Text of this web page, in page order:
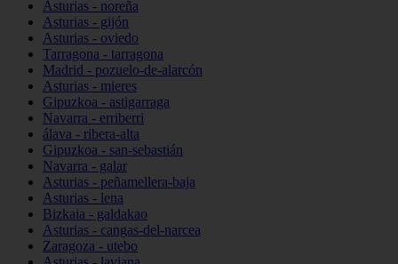
Asturias - noreña
Asturias - gijón
Asturias - oviedo
Tarragona - tarragona
Madrid - pozuelo-de-alarcón
Asturias - mieres
Gipuzkoa - astigarraga
Navarra - erriberri
álava - ribera-alta
Gipuzkoa - san-sebastián
Navarra - galar
Asturias - peñamellera-baja
Asturias - lena
Bizkaia - galdakao
Asturias - cangas-del-narcea
Zaragoza - utebo